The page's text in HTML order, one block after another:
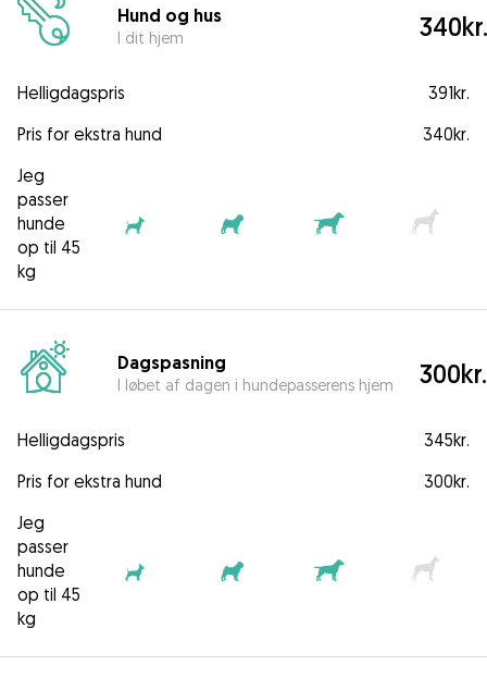
Hund og hus
I dit hjem 340kr.
Helligdagspris
391kr.
Pris for ekstra hund
340kr.
Jeg
passer
hunde
op til 45
kg
Dagspasning
I løbet af dagen i hundepasserens hjem 300kr.
Helligdagspris
345kr.
Pris for ekstra hund
300kr.
Jeg
passer
hunde
op til 45
kg